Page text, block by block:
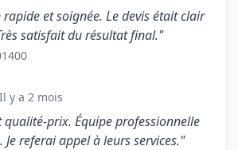
et soignée. Le devis était clair
satisfait du résultat final."
Il y a 2 mois
prix. Équipe professionnelle
Je referai appel à leurs services."